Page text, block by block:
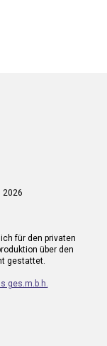
2026
für den privaten
über den
gestattet.
ges.m.b.h.